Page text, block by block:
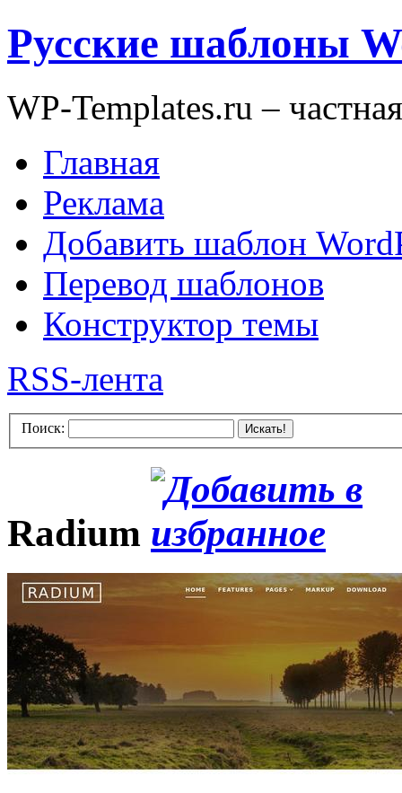
Русские шаблоны
WP-Templates.ru –
Главная
Реклама
Добавить шаблон
Перевод шаблонов
Конструктор темы
RSS-лента
Поиск: Искать!
Radium